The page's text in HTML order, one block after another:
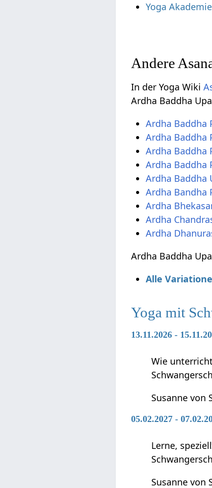
Yoga Akademie
Andere
In der Yoga Wiki
Ardha Baddha
Ardha Baddha
Ardha Baddha
Ardha Baddha
Ardha Baddha
Ardha Baddha
Ardha Bandha
Ardha
Ardha
Ardha
Ardha Baddha
Alle
Yoga mit
13.11.2026 -
Wie
Susanne von
05.02.2027 -
Lerne,
Susanne von